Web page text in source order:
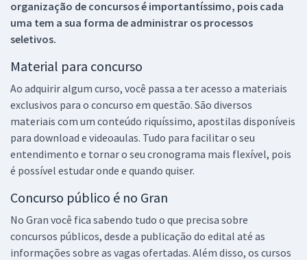
organização de concursos é importantíssimo, pois cada
uma tem a sua forma de administrar os processos
seletivos.
Material para concurso
Ao adquirir algum curso, você passa a ter acesso a materiais
exclusivos para o concurso em questão. São diversos
materiais com um conteúdo riquíssimo, apostilas disponíveis
para download e videoaulas. Tudo para facilitar o seu
entendimento e tornar o seu cronograma mais flexível, pois
é possível estudar onde e quando quiser.
Concurso público é no Gran
No Gran você fica sabendo tudo o que precisa sobre
concursos públicos, desde a publicação do edital até as
informações sobre as vagas ofertadas. Além disso, os cursos